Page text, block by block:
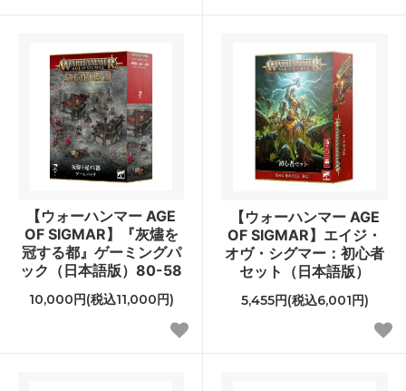
【ウォーハンマー AGE
OF SIGMAR】『灰燼を
冠する都』ゲーミングパ
ック（日本語版）80-58
10,000円(税込11,000円)
【ウォーハンマー AGE
OF SIGMAR】エイジ・
オヴ・シグマー：初心者
セット（日本語版）
5,455円(税込6,001円)